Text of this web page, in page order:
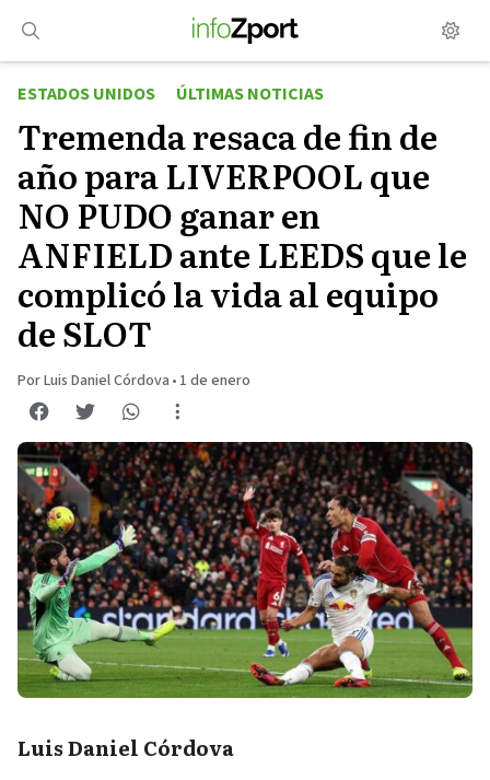
contenido
ESTADOS UNIDOS
ÚLTIMAS NOTICIAS
Tremenda resaca de fin de
año para LIVERPOOL que
NO PUDO ganar en
ANFIELD ante LEEDS que le
complicó la vida al equipo
de SLOT
Por Luis Daniel Córdova • 1 de enero
Luis Daniel Córdova